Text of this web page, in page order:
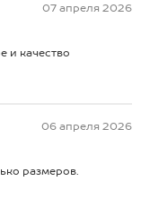
07 апреля 2026
и качество
06 апреля 2026
размеров.